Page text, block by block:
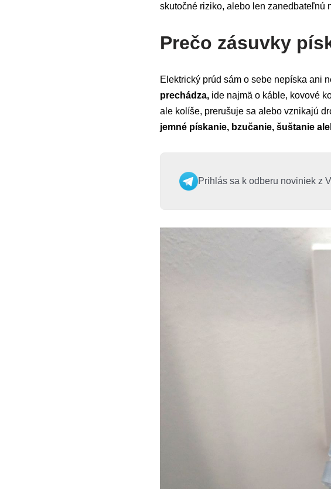
skutočné riziko, alebo len zanedbateľnú
Prečo zásuvky
Elektrický prúd sám o sebe nepíska ani
prechádza, ide najmä o káble, kovové
ale kolíše, prerušuje sa alebo vznikajú
jemné pískanie, bzučanie, šuštanie
Prihlás sa k odberu noviniek z